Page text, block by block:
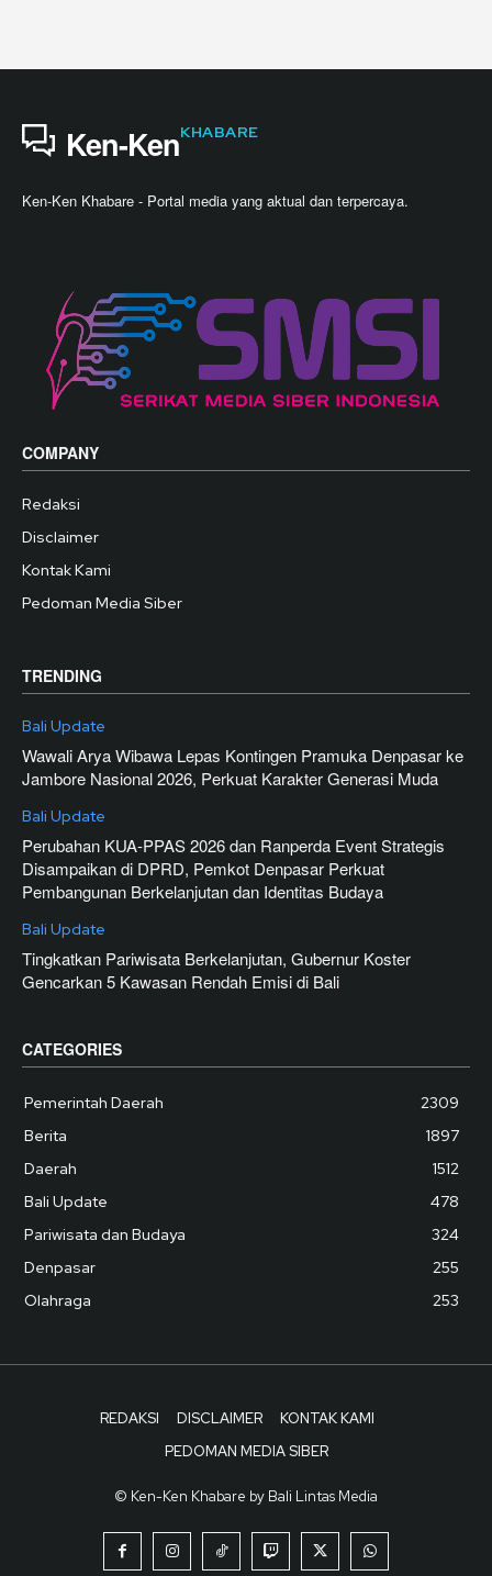
Ken-KenKHABARE
Ken-Ken Khabare - Portal media yang aktual dan terpercaya.
COMPANY
Redaksi
Disclaimer
Kontak Kami
Pedoman Media Siber
TRENDING
Bali Update
Wawali Arya Wibawa Lepas Kontingen Pramuka Denpasar ke
Jambore Nasional 2026, Perkuat Karakter Generasi Muda
Bali Update
Perubahan KUA-PPAS 2026 dan Ranperda Event Strategis
Disampaikan di DPRD, Pemkot Denpasar Perkuat
Pembangunan Berkelanjutan dan Identitas Budaya
Bali Update
Tingkatkan Pariwisata Berkelanjutan, Gubernur Koster
Gencarkan 5 Kawasan Rendah Emisi di Bali
CATEGORIES
Pemerintah Daerah
2309
Berita
1897
Daerah
1512
Bali Update
478
Pariwisata dan Budaya
324
Denpasar
255
Olahraga
253
REDAKSI DISCLAIMER
KONTAK KAMI
PEDOMAN MEDIA SIBER
© Ken-Ken Khabare by Bali Lintas Media